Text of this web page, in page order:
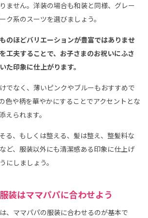
ません。洋装の場合も和装と同様、グレー
ク系のスーツを選びましょう。
のほどバリエーションが豊富ではありませ
工夫することで、お子さまのお祝いにふさ
た印象に仕上がります。
でなく、薄いピンクやブルーもおすすめで
色や柄を華やかにすることでアクセントとな
えられます。
る、もしくは整える、髪は整え、整髪料な
ど、服装以外にも清潔感ある印象に仕上げ
にしましょう。
装はママパパに合わせよう
、ママパパの服装に合わせるのが基本で